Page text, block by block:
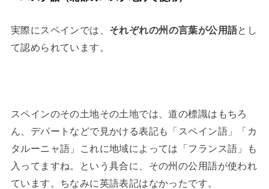
実際にスペインでは、 それぞれの州の言葉が公用語とし
て認められています。
スペインのその土地その土地では、道の標識はもちろ
ん、デパートなどで見かける表記も「スペイン語」「カ
タルーニャ語」これに地域によっては「フランス語」も
入ってますね。という具合に、その州の公用語が使われ
ています。ちなみに英語表記はなかったです。